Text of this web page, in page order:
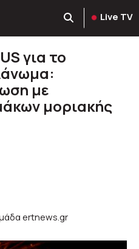
Live TV
για το
με
μοριακής
ertnews.gr